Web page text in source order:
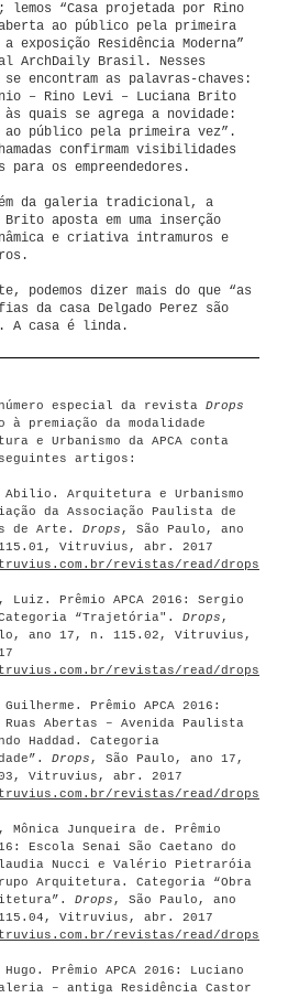
lemos “Casa projetada por Rino
ao público pela primeira
a exposição Residência Moderna”
ArchDaily Brasil. Nesses
encontram as palavras-chaves:
– Rino Levi – Luciana Brito
quais se agrega a novidade:
ao público pela primeira vez”.
confirmam visibilidades
para os empreendedores.
da galeria tradicional, a
Brito aposta em uma inserção
e criativa intramuros e
podemos dizer mais do que “as
da casa Delgado Perez são
A casa é linda.
especial da revista Drops
à premiação da modalidade
e Urbanismo da APCA conta
artigos:
Abilio. Arquitetura e Urbanismo
da Associação Paulista de
de Arte. Drops , São Paulo, ano
Vitruvius, abr. 2017
revistas/read/drops/
Luiz. Prêmio APCA 2016: Sergio
“Trajetória". Drops ,
ano 17, n. 115.02, Vitruvius,
revistas/read/drops/
Guilherme. Prêmio APCA 2016:
Abertas – Avenida Paulista
Haddad. Categoria
Drops , São Paulo, ano 17,
Vitruvius, abr. 2017
revistas/read/drops/
Mônica Junqueira de. Prêmio
Escola Senai São Caetano do
Nucci e Valério Pietraróia
Arquitetura. Categoria “Obra
Drops , São Paulo, ano
Vitruvius, abr. 2017
revistas/read/drops/
Hugo. Prêmio APCA 2016: Luciano
– antiga Residência Castor